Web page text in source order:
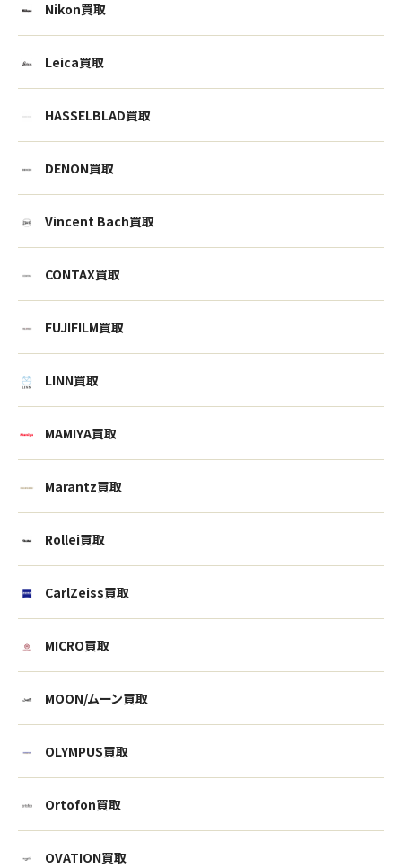
かんたん査定見積
Nikon買取
Leica買取
HASSELBLAD買取
DENON買取
Vincent Bach買取
CONTAX買取
FUJIFILM買取
LINN買取
MAMIYA買取
Marantz買取
Rollei買取
CarlZeiss買取
MICRO買取
MOON/ムーン買取
OLYMPUS買取
Ortofon買取
OVATION買取